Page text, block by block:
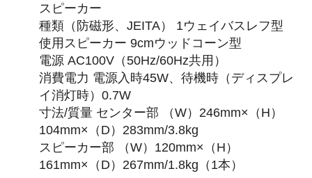
スピーカー
種類（防磁形、JEITA） 1ウェイバスレフ型
使用スピーカー 9cmウッドコーン型
電源 AC100V（50Hz/60Hz共用）
消費電力 電源入時45W、待機時（ディスプレ
イ消灯時）0.7W
寸法/質量 センター部 （W）246mm×（H）
104mm×（D）283mm/3.8kg
スピーカー部 （W）120mm×（H）
161mm×（D）267mm/1.8kg（1本）